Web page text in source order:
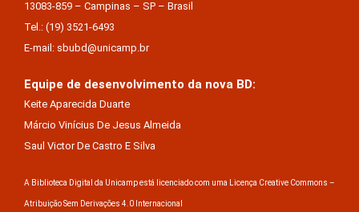
13083-859 – Campinas – SP – Brasil
Tel.: (19) 3521-6493
E-mail: sbubd@unicamp.br
Equipe de desenvolvimento da nova BD:
Keite Aparecida Duarte
Márcio Vinícius De Jesus Almeida
Saul Victor De Castro E Silva
A Biblioteca Digital da Unicamp está licenciado com uma Licença Creative Commons –
Atribuição Sem Derivações 4.0 Internacional